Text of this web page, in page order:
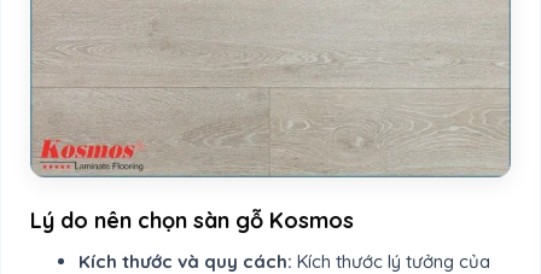
Lý do nên chọn sàn gỗ Kosmos
Kích thước và quy cách: Kích thước lý tưởng của